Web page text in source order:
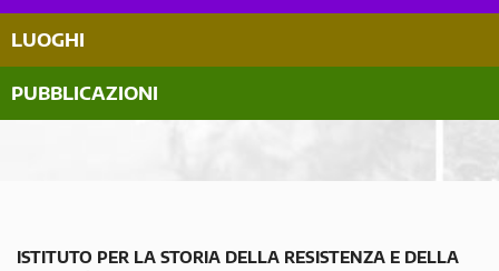
LUOGHI
PUBBLICAZIONI
ISTITUTO PER LA STORIA DELLA RESISTENZA E DELLA